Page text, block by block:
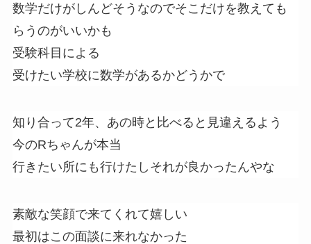
数学だけがしんどそうなのでそこだけを教えても
らうのがいいかも
受験科目による
受けたい学校に数学があるかどうかで
知り合って2年、あの時と比べると見違えるよう
今のRちゃんが本当
行きたい所にも行けたしそれが良かったんやな
素敵な笑顔で来てくれて嬉しい
最初はこの面談に来れなかった